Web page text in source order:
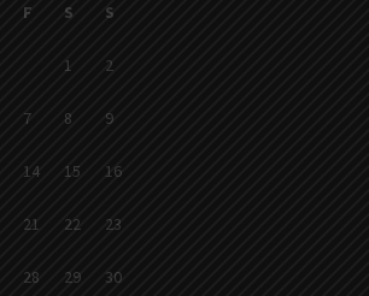
F S S
1 2
7 8 9
14 15 16
21 22 23
28 29 30